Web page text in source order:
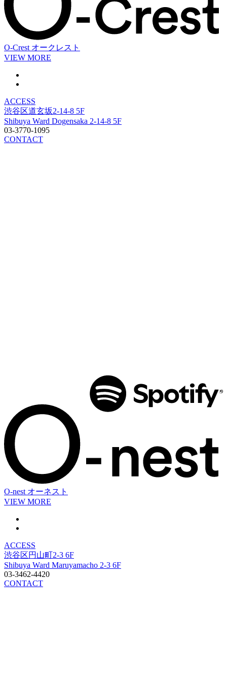
O-Crest オークレスト
VIEW MORE
ACCESS
渋谷区道玄坂2-14-8 5F
Shibuya Ward Dogensaka 2-14-8 5F
03-3770-1095
CONTACT
O-nest オーネスト
VIEW MORE
ACCESS
渋谷区円山町2-3 6F
Shibuya Ward Maruyamacho 2-3 6F
03-3462-4420
CONTACT